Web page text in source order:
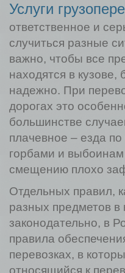
Услуги
ответственное и
случиться разные
важно, чтобы все
находятся в
надежно. При
дорогах это
большинстве
плачевное – езда
горбами и
смещению плохо
Отдельных правил,
разных предметов в
законодательно, в
правила
перевозках, в
относящийся к